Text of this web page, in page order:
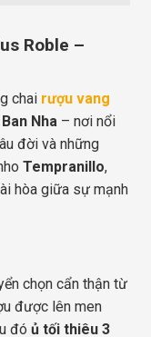
Roble –
chai rượu vang
Nha – nơi nổi
đời và những
Tempranillo,
hòa giữa sự mạnh
chọn cẩn thận từ
được lên men
đó ủ tối thiêu 3